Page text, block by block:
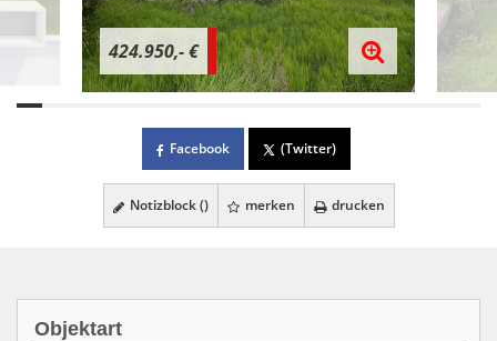
424.950,- €
Facebook (Twitter)
Notizblock () merken drucken
Objektart